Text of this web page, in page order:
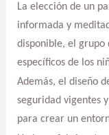
La elección de un
informada y
disponible, el grupo
específicos de los
Además, el diseño
seguridad vigentes
para crear un